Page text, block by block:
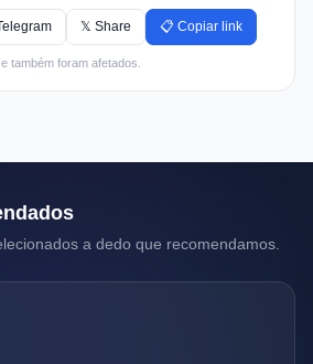
𝕏 Share 📋 Copiar link
também foram afetados.
a dedo que recomendamos.